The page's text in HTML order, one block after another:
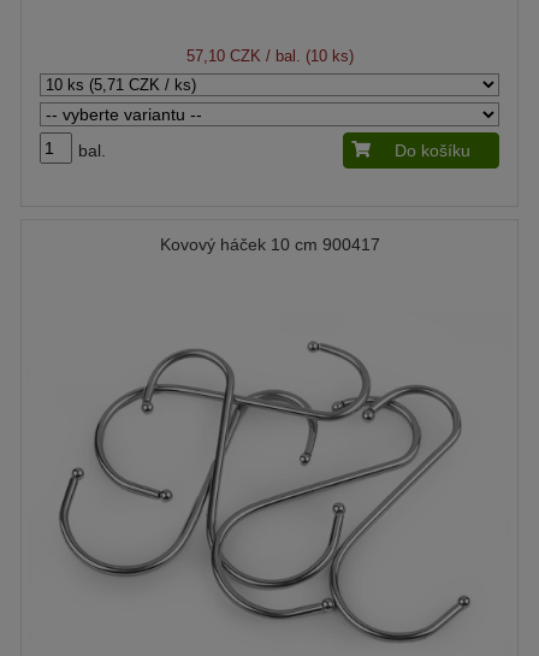
57,10 CZK / bal. (10 ks)
bal. Do košíku
Kovový háček 10 cm 900417